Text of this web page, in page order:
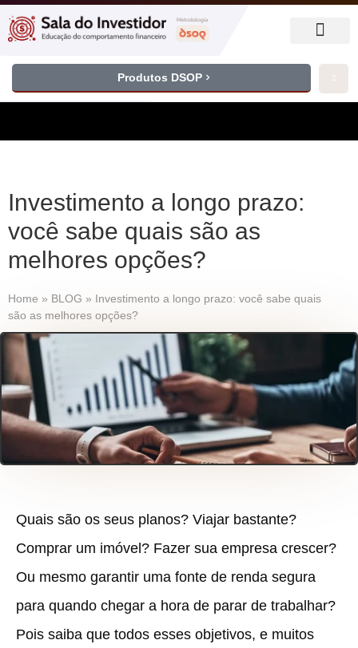
Produtos DSOP
Investimento a longo prazo:
você sabe quais são as
melhores opções?
Home » BLOG » Investimento a longo prazo: você sabe quais
são as melhores opções?
Quais são os seus planos? Viajar bastante?
Comprar um imóvel? Fazer sua empresa crescer?
Ou mesmo garantir uma fonte de renda segura
para quando chegar a hora de parar de trabalhar?
Pois saiba que todos esses objetivos, e muitos